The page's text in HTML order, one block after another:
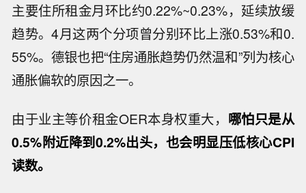
主要住所租金月环比约0.22%~0.23%，延续放缓
趋势。4月这两个分项曾分别环比上涨0.53%和0.
55%。德银也把“住房通胀趋势仍然温和”列为核心
通胀偏软的原因之一。
由于业主等价租金OER本身权重大， 哪怕只是从
0.5%附近降到0.2%出头，也会明显压低核心CPI
读数。